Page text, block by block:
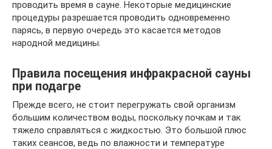
проводить время в сауне. Некоторые медицинские
процедуры разрешается проводить одновременно
парясь, в первую очередь это касается методов
народной медицины.
Правила посещения инфракрасной сауны
при подагре
Прежде всего, не стоит перегружать свой организм
большим количеством воды, поскольку почкам и так
тяжело справляться с жидкостью. Это большой плюс
таких сеансов, ведь по влажности и температуре